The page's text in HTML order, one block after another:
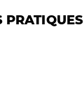
PRATIQUES